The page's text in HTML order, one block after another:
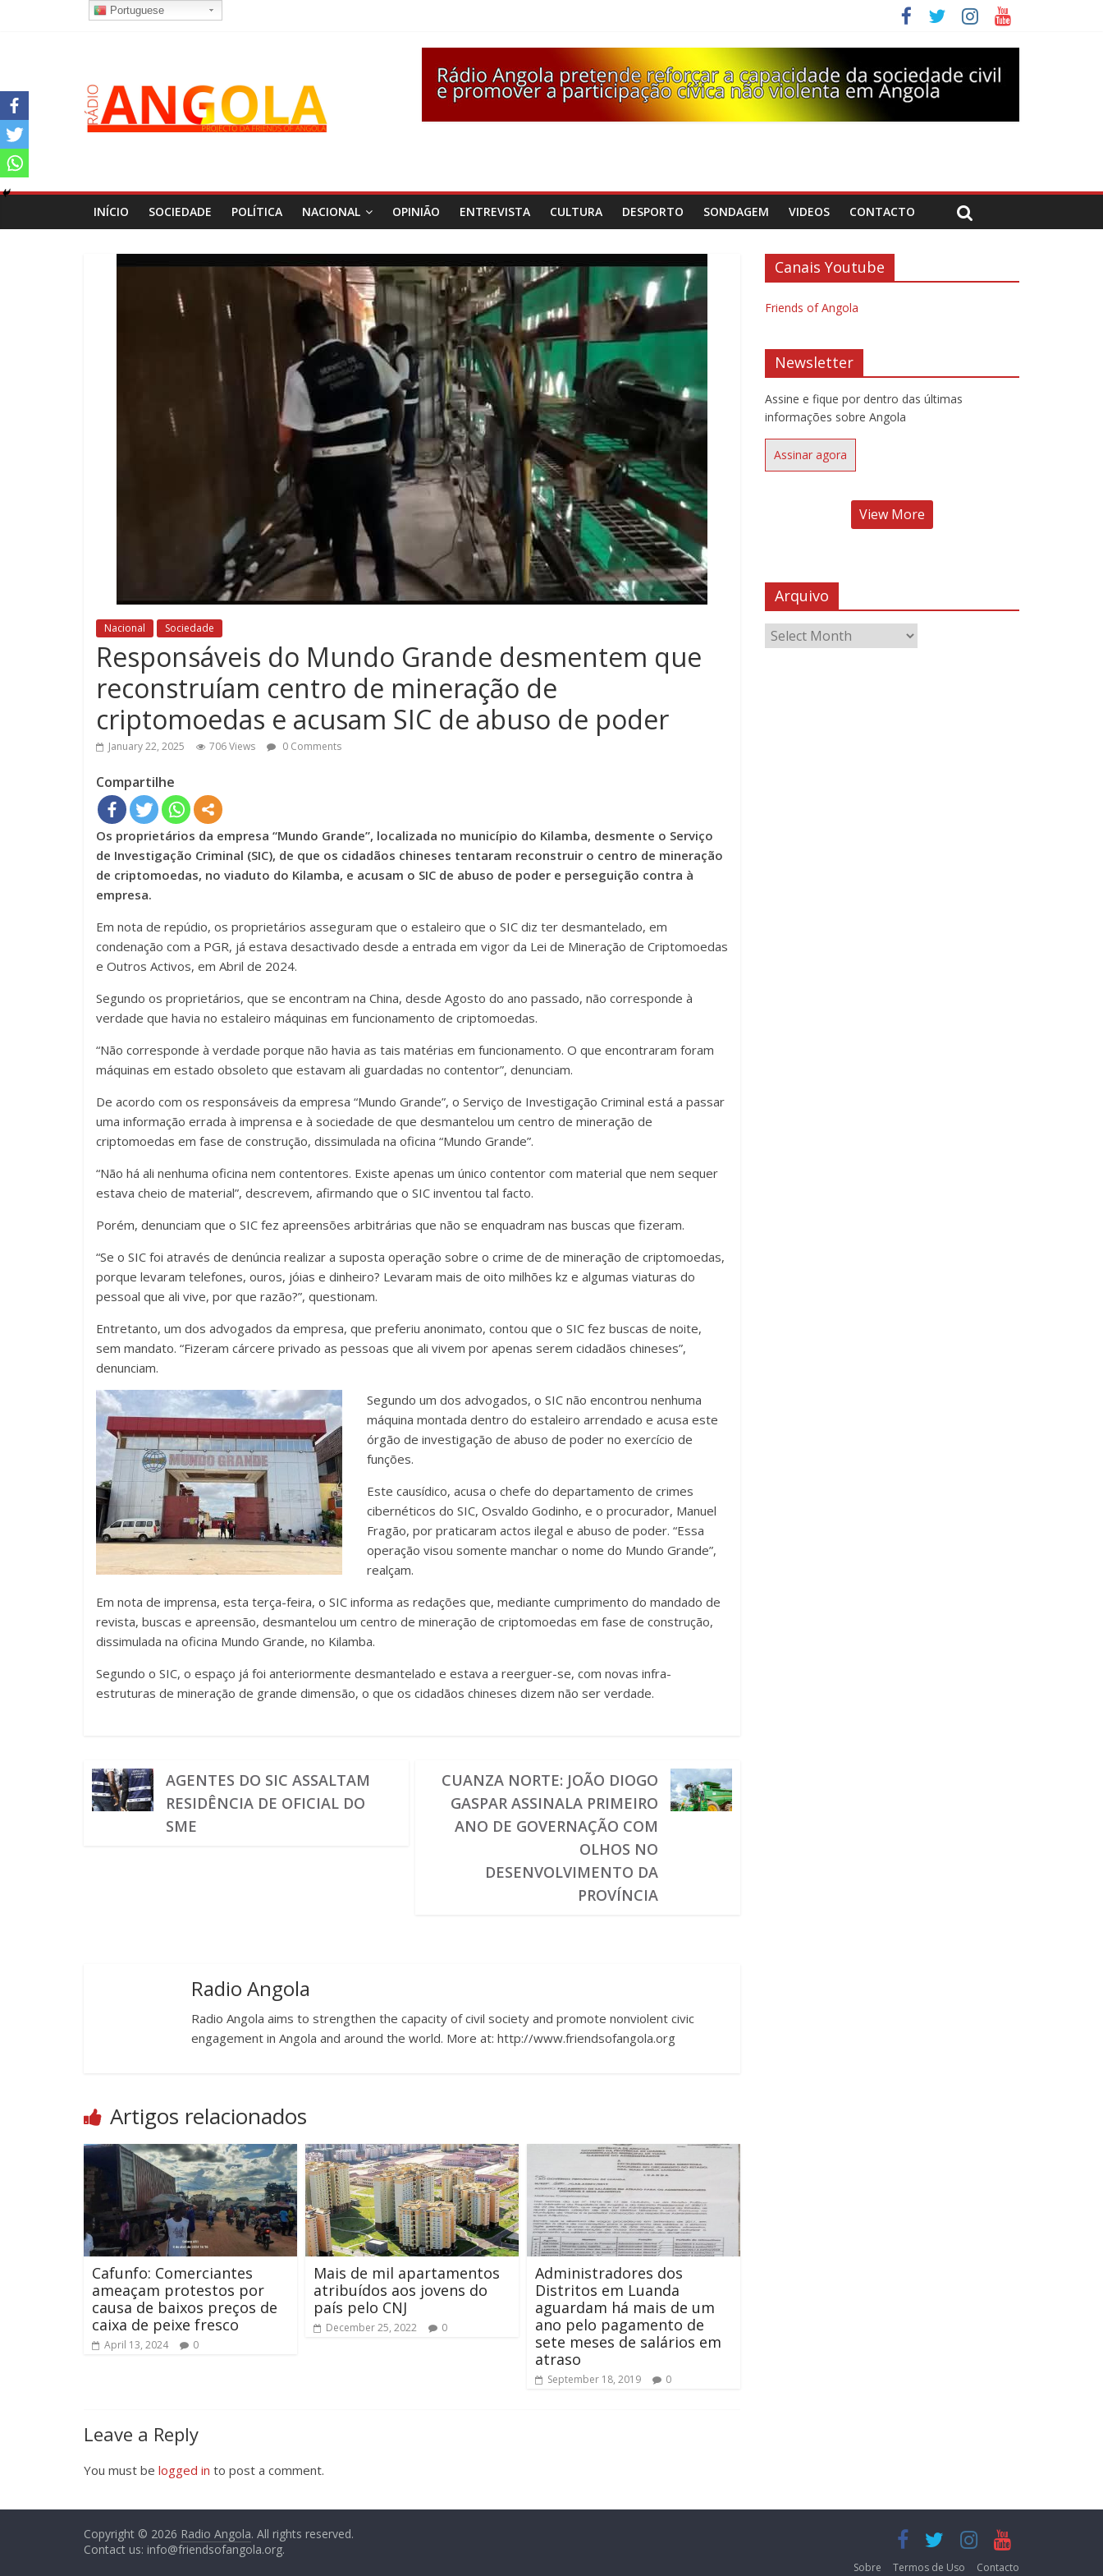
INÍCIO SOCIEDADE POLÍTICA NACIONAL OPINIÃO ENTREVISTA CULTURA DESPORTO SONDAGEM VIDEOS CONTACTO
Nacional Sociedade
Responsáveis do Mundo Grande desmentem que
reconstruíam centro de mineração de
criptomoedas e acusam SIC de abuso de poder
January 22, 2025 706 Views 0 Comments
Compartilhe
Os proprietários da empresa “Mundo Grande”, localizada no município do Kilamba, desmente o Serviço
de Investigação Criminal (SIC), de que os cidadãos chineses tentaram reconstruir o centro de mineração
de criptomoedas, no viaduto do Kilamba, e acusam o SIC de abuso de poder e perseguição contra à
empresa.
Em nota de repúdio, os proprietários asseguram que o estaleiro que o SIC diz ter desmantelado, em
condenação com a PGR, já estava desactivado desde a entrada em vigor da Lei de Mineração de Criptomoedas
e Outros Activos, em Abril de 2024.
Segundo os proprietários, que se encontram na China, desde Agosto do ano passado, não corresponde à
verdade que havia no estaleiro máquinas em funcionamento de criptomoedas.
“Não corresponde à verdade porque não havia as tais matérias em funcionamento. O que encontraram foram
máquinas em estado obsoleto que estavam ali guardadas no contentor”, denunciam.
De acordo com os responsáveis da empresa “Mundo Grande”, o Serviço de Investigação Criminal está a passar
uma informação errada à imprensa e à sociedade de que desmantelou um centro de mineração de
criptomoedas em fase de construção, dissimulada na oficina “Mundo Grande”.
“Não há ali nenhuma oficina nem contentores. Existe apenas um único contentor com material que nem sequer
estava cheio de material”, descrevem, afirmando que o SIC inventou tal facto.
Porém, denunciam que o SIC fez apreensões arbitrárias que não se enquadram nas buscas que fizeram.
“Se o SIC foi através de denúncia realizar a suposta operação sobre o crime de de mineração de criptomoedas,
porque levaram telefones, ouros, jóias e dinheiro? Levaram mais de oito milhões kz e algumas viaturas do
pessoal que ali vive, por que razão?”, questionam.
Entretanto, um dos advogados da empresa, que preferiu anonimato, contou que o SIC fez buscas de noite,
sem mandato. “Fizeram cárcere privado as pessoas que ali vivem por apenas serem cidadãos chineses”,
denunciam.
Segundo um dos advogados, o SIC não encontrou nenhuma
máquina montada dentro do estaleiro arrendado e acusa este
órgão de investigação de abuso de poder no exercício de
funções.
Este causídico, acusa o chefe do departamento de crimes
cibernéticos do SIC, Osvaldo Godinho, e o procurador, Manuel
Fragão, por praticaram actos ilegal e abuso de poder. “Essa
operação visou somente manchar o nome do Mundo Grande”,
realçam.
Em nota de imprensa, esta terça-feira, o SIC informa as redações que, mediante cumprimento do mandado de
revista, buscas e apreensão, desmantelou um centro de mineração de criptomoedas em fase de construção,
dissimulada na oficina Mundo Grande, no Kilamba.
Segundo o SIC, o espaço já foi anteriormente desmantelado e estava a reerguer-se, com novas infra-
estruturas de mineração de grande dimensão, o que os cidadãos chineses dizem não ser verdade.
AGENTES DO SIC ASSALTAM
RESIDÊNCIA DE OFICIAL DO
SME
CUANZA NORTE: JOÃO DIOGO
GASPAR ASSINALA PRIMEIRO
ANO DE GOVERNAÇÃO COM
OLHOS NO
DESENVOLVIMENTO DA
PROVÍNCIA
Radio Angola
Radio Angola aims to strengthen the capacity of civil society and promote nonviolent civic
engagement in Angola and around the world. More at: http://www.friendsofangola.org
Artigos relacionados
Cafunfo: Comerciantes
ameaçam protestos por
causa de baixos preços de
caixa de peixe fresco
April 13, 2024 0
Mais de mil apartamentos
atribuídos aos jovens do
país pelo CNJ
December 25, 2022 0
Administradores dos
Distritos em Luanda
aguardam há mais de um
ano pelo pagamento de
sete meses de salários em
atraso
September 18, 2019 0
Leave a Reply
You must be logged in to post a comment.
Canais Youtube
Friends of Angola
Newsletter
Assine e fique por dentro das últimas
informações sobre Angola
Assinar agora
View More
Arquivo
Sobre Termos de Uso Contacto
Copyright © 2026 Radio Angola. All rights reserved.
Contact us: info@friendsofangola.org.
Portuguese